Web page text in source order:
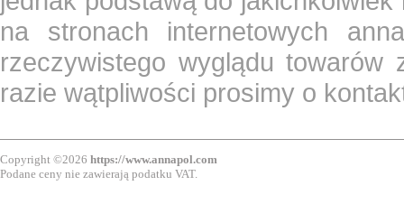
na stronach internetowych
rzeczywistego wyglądu
razie wątpliwości prosimy o
Copyright ©2026 https://www.annapol.com
Podane ceny nie zawierają podatku VAT.